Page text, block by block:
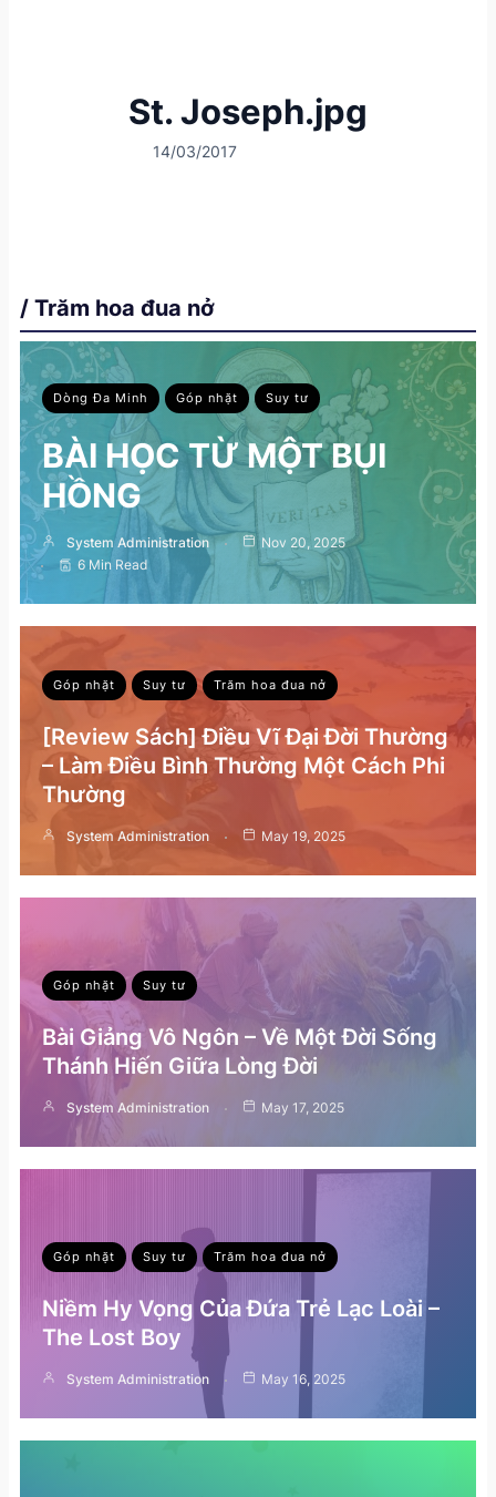
St. Joseph.jpg
14/03/2017
/ Trăm hoa đua nở
Dòng Đa Minh Góp nhặt Suy tư
BÀI HỌC TỪ MỘT BỤI
HỒNG
System Administration
Nov 20, 2025
6 Min Read
Góp nhặt Suy tư Trăm hoa đua nở
[Review Sách] Điều Vĩ Đại Đời Thường
– Làm Điều Bình Thường Một Cách Phi
Thường
System Administration May 19, 2025
Góp nhặt Suy tư
Bài Giảng Vô Ngôn – Về Một Đời Sống
Thánh Hiến Giữa Lòng Đời
System Administration May 17, 2025
Góp nhặt Suy tư Trăm hoa đua nở
Niềm Hy Vọng Của Đứa Trẻ Lạc Loài –
The Lost Boy
System Administration May 16, 2025